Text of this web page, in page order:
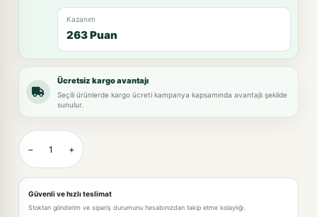
Kazanım
263 Puan
Ücretsiz kargo avantajı
Seçili ürünlerde kargo ücreti kampanya kapsamında avantajlı şekilde
sunulur.
− +
Güvenli ve hızlı teslimat
Stoktan gönderim ve sipariş durumunu hesabınızdan takip etme kolaylığı.